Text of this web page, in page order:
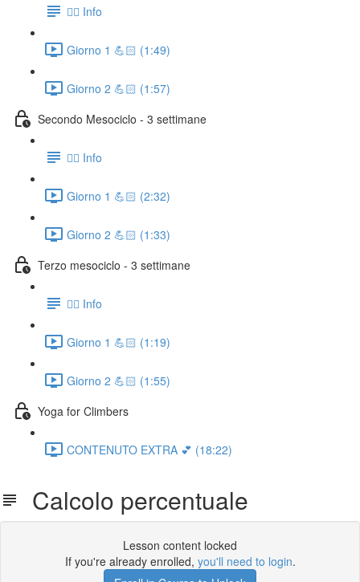
👉🏻 Info
Giorno 1 💪🏻 (1:49)
Giorno 2 💪🏻 (1:57)
Secondo Mesociclo - 3 settimane
👉🏻 Info
Giorno 1 💪🏻 (2:32)
Giorno 2 💪🏻 (1:33)
Terzo mesociclo - 3 settimane
👉🏻 Info
Giorno 1 💪🏻 (1:19)
Giorno 2 💪🏻 (1:55)
Yoga for Climbers
CONTENUTO EXTRA 💕 (18:22)
Calcolo percentuale
Lesson content locked
If you're already enrolled, you'll need to login.